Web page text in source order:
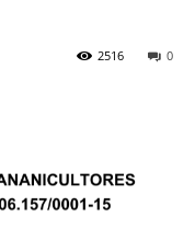
0
2516